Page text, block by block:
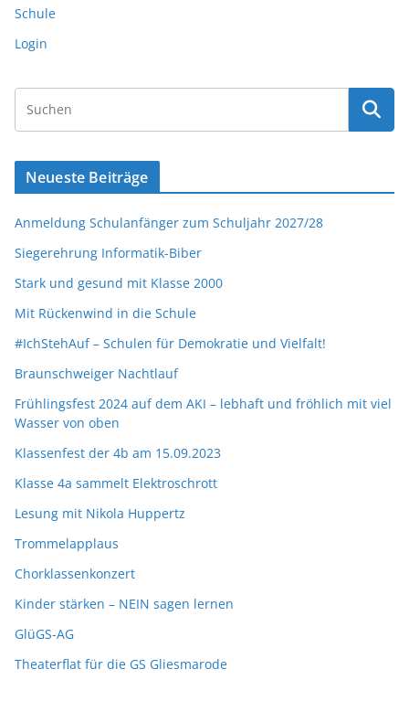
Schule
Login
Neueste Beiträge
Anmeldung Schulanfänger zum Schuljahr 2027/28
Siegerehrung Informatik-Biber
Stark und gesund mit Klasse 2000
Mit Rückenwind in die Schule
#IchStehAuf – Schulen für Demokratie und Vielfalt!
Braunschweiger Nachtlauf
Frühlingsfest 2024 auf dem AKI – lebhaft und fröhlich mit viel
Wasser von oben
Klassenfest der 4b am 15.09.2023
Klasse 4a sammelt Elektroschrott
Lesung mit Nikola Huppertz
Trommelapplaus
Chorklassenkonzert
Kinder stärken – NEIN sagen lernen
GlüGS-AG
Theaterflat für die GS Gliesmarode